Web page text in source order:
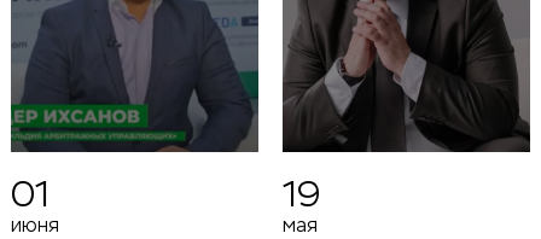
01
июня
19
мая